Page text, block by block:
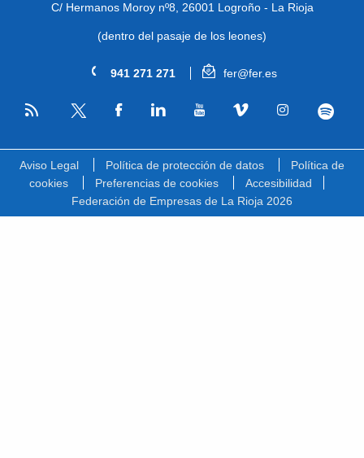
C/ Hermanos Moroy nº8, 26001 Logroño - La Rioja
(dentro del pasaje de los leones)
941 271 271 fer@fer.es
RSS
Aviso Legal Política de protección de datos
Política de
cookies
Preferencias de cookies
Accesibilidad
Federación de Empresas de La Rioja 2026